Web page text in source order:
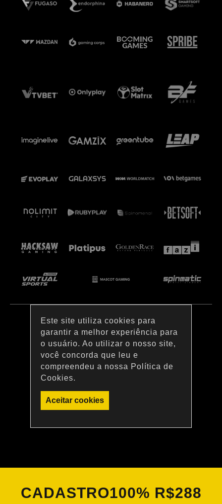
CADASTRO100% R$288
Este site utiliza cookies para
garantir a melhor experiência para
o usuário. Ao utilizar o nosso site,
você concorda que leu e
compreendeu a nossa Política de
Cookies.
Aceitar cookies